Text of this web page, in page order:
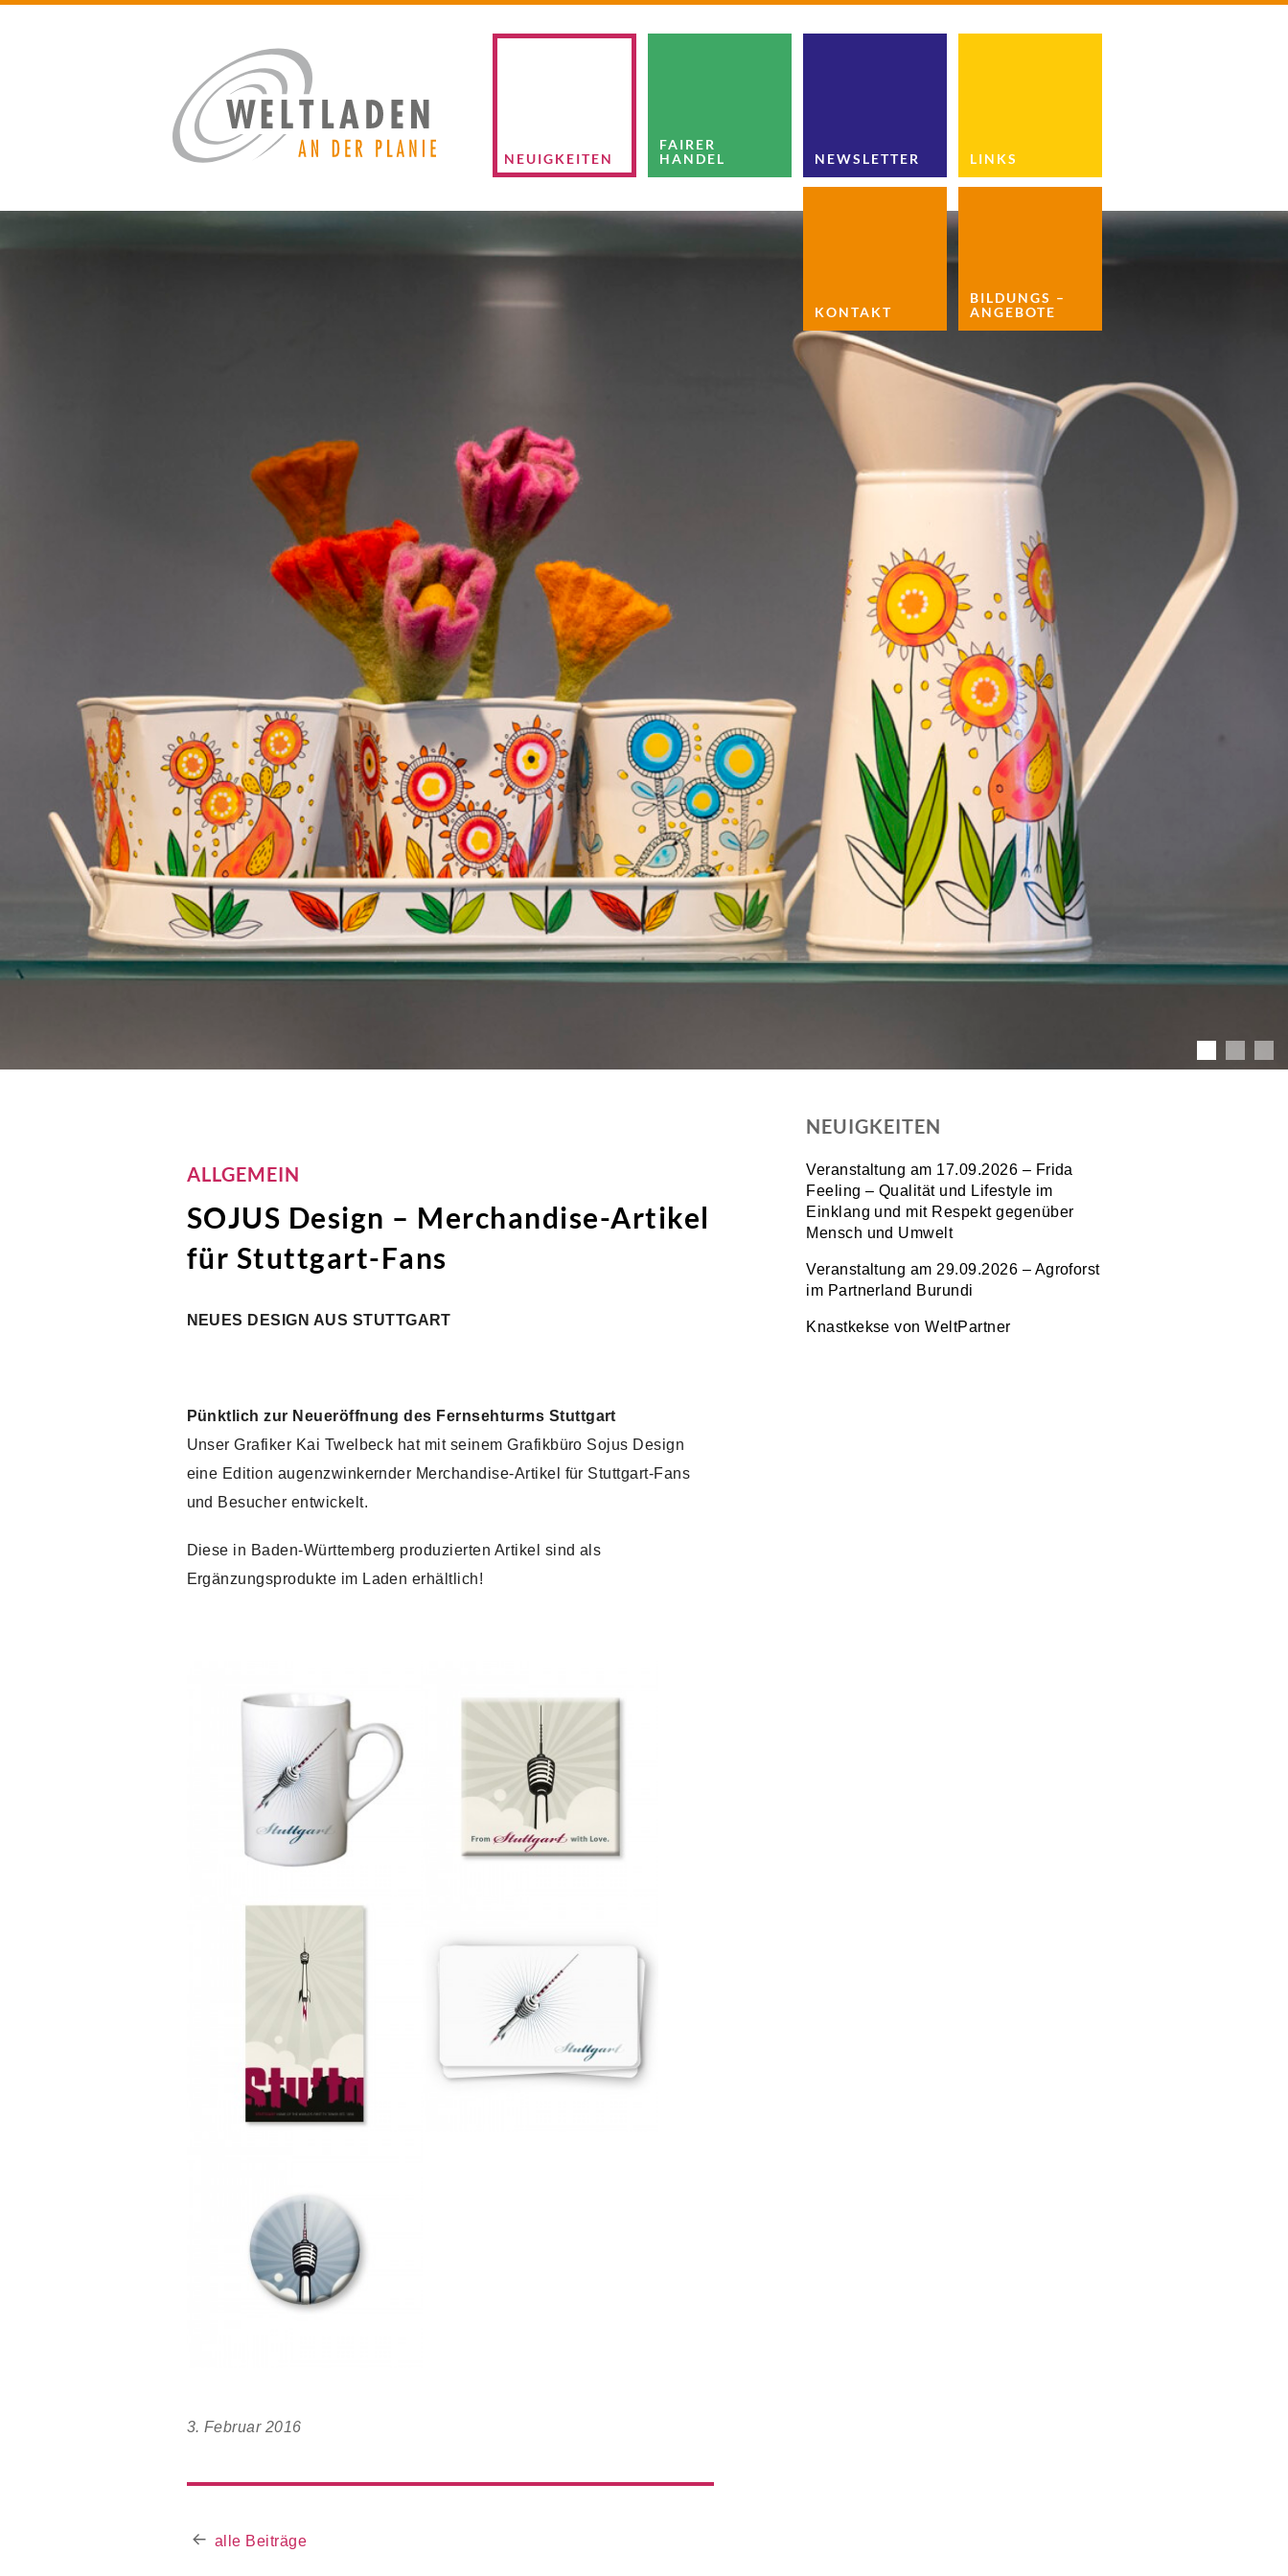
NEUIGKEITEN
FAIRER
HANDEL
NEWSLETTER LINKS
KONTAKT
BILDUNGS –
ANGEBOTE
ALLGEMEIN
SOJUS Design – Merchandise-Artikel
für Stuttgart-Fans
NEUES DESIGN AUS STUTTGART
Pünktlich zur Neueröffnung des Fernsehturms Stuttgart
Unser Grafiker Kai Twelbeck hat mit seinem Grafikbüro Sojus Design
eine Edition augenzwinkernder Merchandise-Artikel für Stuttgart-Fans
und Besucher entwickelt.
Diese in Baden-Württemberg produzierten Artikel sind als
Ergänzungsprodukte im Laden erhältlich!
3. Februar 2016
alle Beiträge
NEUIGKEITEN
Veranstaltung am 17.09.2026 – Frida
Feeling – Qualität und Lifestyle im
Einklang und mit Respekt gegenüber
Mensch und Umwelt
Veranstaltung am 29.09.2026 – Agroforst
im Partnerland Burundi
Knastkekse von WeltPartner